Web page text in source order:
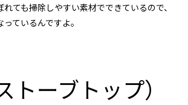
ても掃除しやすい素材でできているので、
ているんですよ。
トーブトップ）